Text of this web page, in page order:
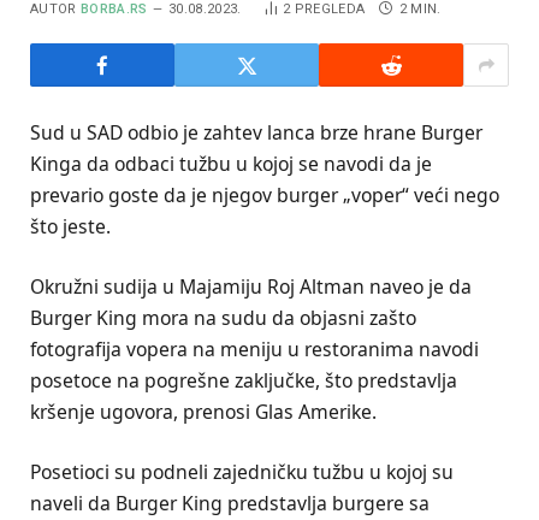
AUTOR BORBA.RS 30.08.2023. 2 PREGLEDA 2 MIN.
Sud u SAD odbio je zahtev lanca brze hrane Burger
Kinga da odbaci tužbu u kojoj se navodi da je
prevario goste da je njegov burger „voper“ veći nego
što jeste.
Okružni sudija u Majamiju Roj Altman naveo je da
Burger King mora na sudu da objasni zašto
fotografija vopera na meniju u restoranima navodi
posetoce na pogrešne zaključke, što predstavlja
kršenje ugovora, prenosi Glas Amerike.
Posetioci su podneli zajedničku tužbu u kojoj su
naveli da Burger King predstavlja burgere sa